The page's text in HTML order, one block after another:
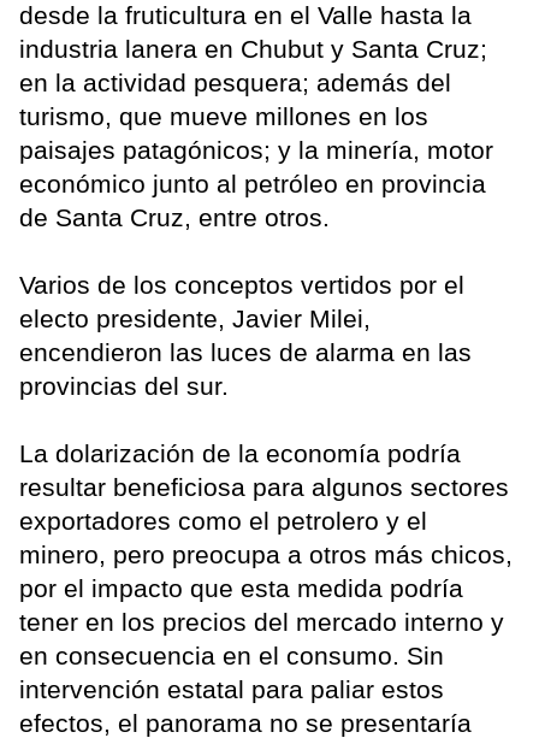
desde la fruticultura en el Valle hasta la
industria lanera en Chubut y Santa Cruz;
en la actividad pesquera; además del
turismo, que mueve millones en los
paisajes patagónicos; y la minería, motor
económico junto al petróleo en provincia
de Santa Cruz, entre otros.
Varios de los conceptos vertidos por el
electo presidente, Javier Milei,
encendieron las luces de alarma en las
provincias del sur.
La dolarización de la economía podría
resultar beneficiosa para algunos sectores
exportadores como el petrolero y el
minero, pero preocupa a otros más chicos,
por el impacto que esta medida podría
tener en los precios del mercado interno y
en consecuencia en el consumo. Sin
intervención estatal para paliar estos
efectos, el panorama no se presentaría